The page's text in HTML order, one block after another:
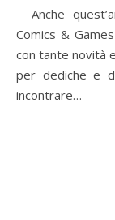
Anche quest’anno #logosedizioni vi aspetta al Lucca
Comics &
con tante novità
per dediche e
incontrare…